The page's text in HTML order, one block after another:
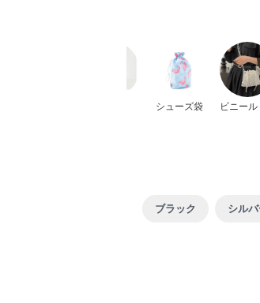
シューズ袋 ビニール
ブラック シル